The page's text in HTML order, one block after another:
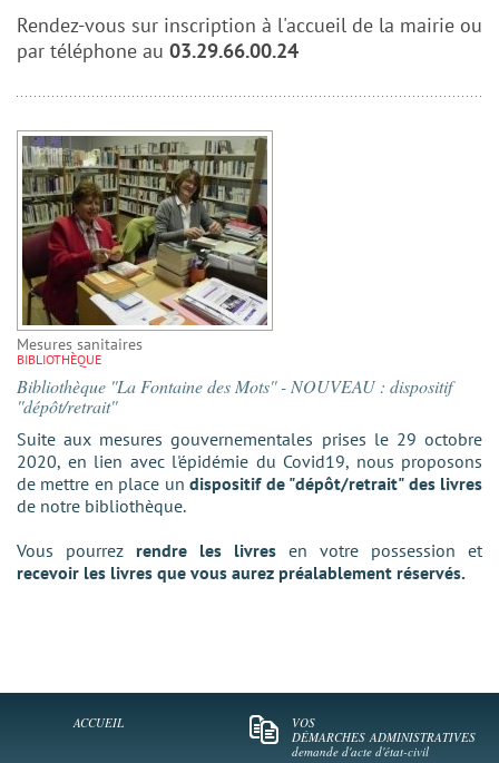
Rendez-vous sur inscription à l'accueil de la mairie ou
par téléphone au 03.29.66.00.24
Mesures sanitaires
BIBLIOTHÈQUE
Bibliothèque ''La Fontaine des Mots'' - NOUVEAU : dispositif
''dépôt/retrait''
Suite aux mesures gouvernementales prises le 29 octobre
2020, en lien avec l'épidémie du Covid19, nous proposons
de mettre en place undispositif de "dépôt/retrait" des livres
de notre bibliothèque.
Vous pourrez rendre les livres en votre possession et
recevoir les livres que vous aurez préalablement réservés.
ACCUEIL
VOS
DÉMARCHES ADMINISTRATIVES
demande d'acte d'état-civil